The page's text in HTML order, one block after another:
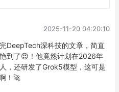
2025-11-20 04:20:10
DeepTech深科技的文章，简直
到了😍！他竟然计划在2026年
，还研发了Grok5模型，这可是
！🚀